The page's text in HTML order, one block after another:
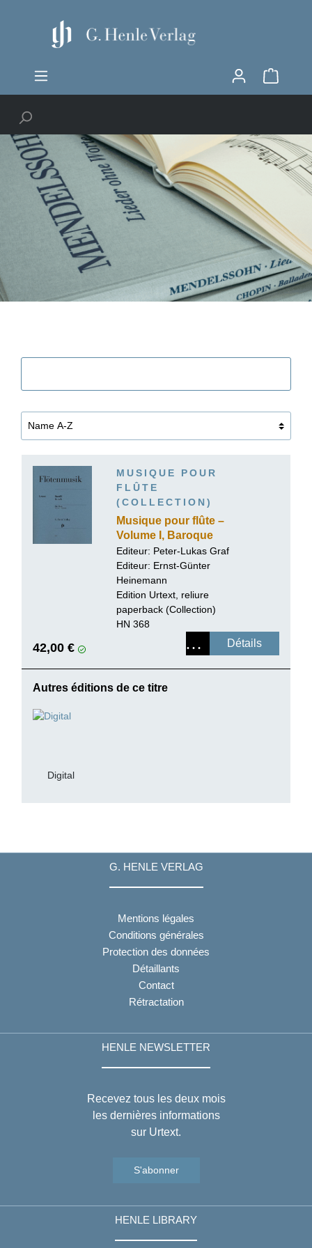
MUSIQUE POUR
FLÛTE
(COLLECTION)
Musique pour flûte –
Volume I, Baroque
Editeur: Peter-Lukas Graf
Editeur: Ernst-Günter
Heinemann
Edition Urtext, reliure
paperback (Collection)
HN 368
42,00 € Détails
Autres éditions de ce titre
Digital
G. HENLE VERLAG
Mentions légales
Conditions générales
Protection des données
Détaillants
Contact
Rétractation
HENLE NEWSLETTER
Recevez tous les deux mois
les dernières informations
sur Urtext.
S'abonner
HENLE LIBRARY